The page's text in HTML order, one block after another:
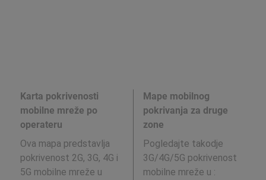
Karta pokrivenosti
mobilne mreže po
operateru
Ova mapa predstavlja
pokrivenost 2G, 3G, 4G i
5G mobilne mreže u
Mape mobilnog
pokrivanja za druge
zone
Pogledajte takodje
3G/4G/5G pokrivenost
mobilne mreže u :